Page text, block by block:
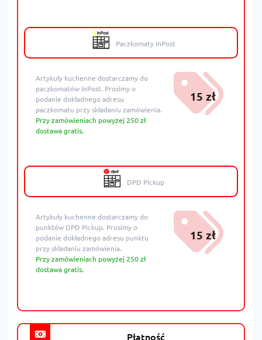
Paczkomaty InPost
Artykuły kuchenne dostarczamy do
paczkomatów InPost. Prosimy o
podanie dokładnego adresu
paczkomatu przy składaniu zamówienia.
Przy zamówieniach powyżej 250 zł
dostawa gratis.
15 zł
DPD Pickup
Artykuły kuchenne dostarczamy do
punktów DPD Pickup. Prosimy o
podanie dokładnego adresu punktu
przy składaniu zamówienia.
Przy zamówieniach powyżej 250 zł
dostawa gratis.
15 zł
Płatność